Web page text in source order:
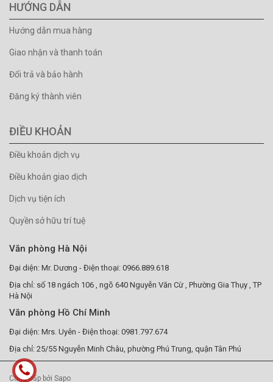
HƯỚNG DẪN
Hướng dẫn mua hàng
Giao nhận và thanh toán
Đổi trả và bảo hành
Đăng ký thành viên
ĐIỀU KHOẢN
Điều khoản dịch vụ
Điều khoản giao dịch
Dịch vụ tiện ích
Quyền sở hữu trí tuệ
Văn phòng Hà Nội
Đại diện: Mr. Dương - Điện thoại: 0966.889.618
Địa chỉ: số 18 ngách 106 , ngõ 640 Nguyễn Văn Cừ , Phường Gia Thụy , TP
Hà Nội
Văn phòng Hồ Chí Minh
Đại diện: Mrs. Uyên - Điện thoại: 0981.797.674
Địa chỉ: 25/55 Nguyễn Minh Châu, phường Phú Trung, quận Tân Phú
Cung cấp bởi Sapo